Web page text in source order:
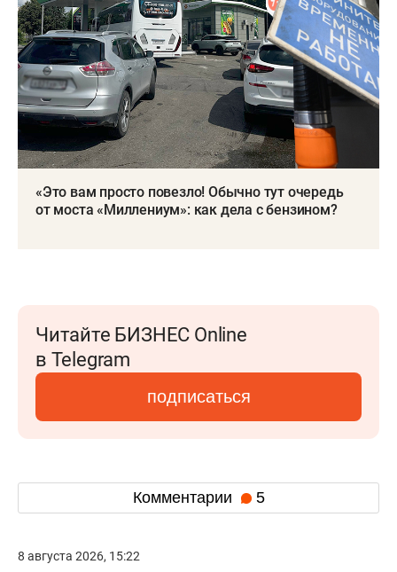
«Это вам просто повезло! Обычно тут очередь
от моста «Миллениум»: как дела с бензином?
Читайте БИЗНЕС Online
в Telegram
подписаться
Комментарии 5
8 августа 2026, 15:22